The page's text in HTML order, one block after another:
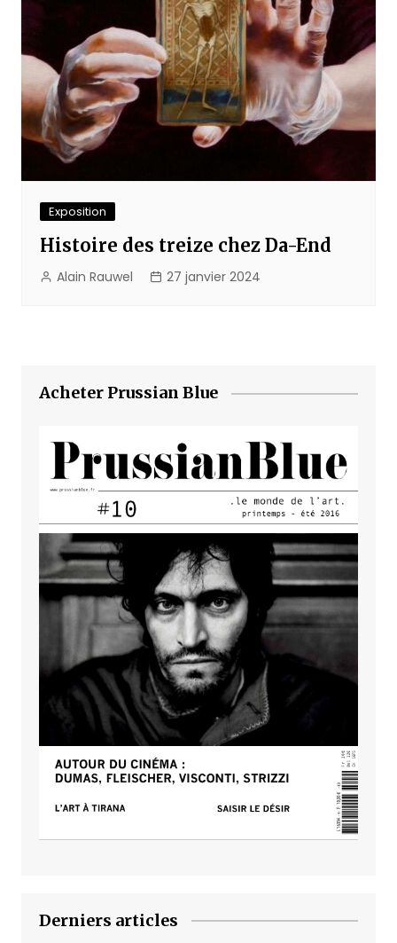
Exposition
Histoire des treize chez Da-End
Alain Rauwel 27 janvier 2024
Acheter Prussian Blue
Derniers articles